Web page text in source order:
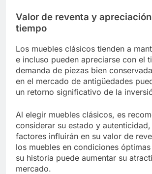
Valor de reventa y
tiempo
Los muebles clásicos tienden a
e incluso pueden apreciarse con el
demanda de piezas bien
en el mercado de antigüedades
un retorno significativo de la
Al elegir muebles clásicos, es
considerar su estado y
factores influirán en su valor de
los muebles en condiciones
su historia puede aumentar su
mercado.